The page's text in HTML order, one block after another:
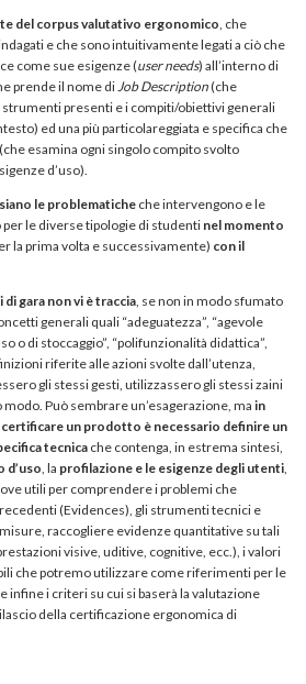
del corpus valutativo ergonomico, che
e che sono intuitivamente legati a ciò che
come sue esigenze (user needs) all’interno di
prende il nome diJob Description(che
strumenti presenti e i compiti/obiettivi generali
ed una più particolareggiata e specifica che
esamina ogni singolo compito svolto
d’uso).
le problematiche che intervengono e le
le diverse tipologie di studenti nel momento
la prima volta e successivamente) con il
gara non vi è traccia, se non in modo sfumato
generali quali “adeguatezza”, “agevole
o di stoccaggio”, “polifunzionalità didattica”,
riferite alle azioni svolte dall’utenza,
gli stessi gesti, utilizzassero gli stessi zaini
Può sembrare un’esagerazione, ma in
certificare un prodotto è necessario definire un
tecnica che contenga, in estrema sintesi,
d’uso, la profilazione e le esigenze degli utenti,
utili per comprendere i problemi che
(Evidences), gli strumenti tecnici e
raccogliere evidenze quantitative su tali
visive, uditive, cognitive, ecc.), i valori
che potremo utilizzare come riferimenti per le
infine i criteri su cui si baserà la valutazione
della certificazione ergonomica di